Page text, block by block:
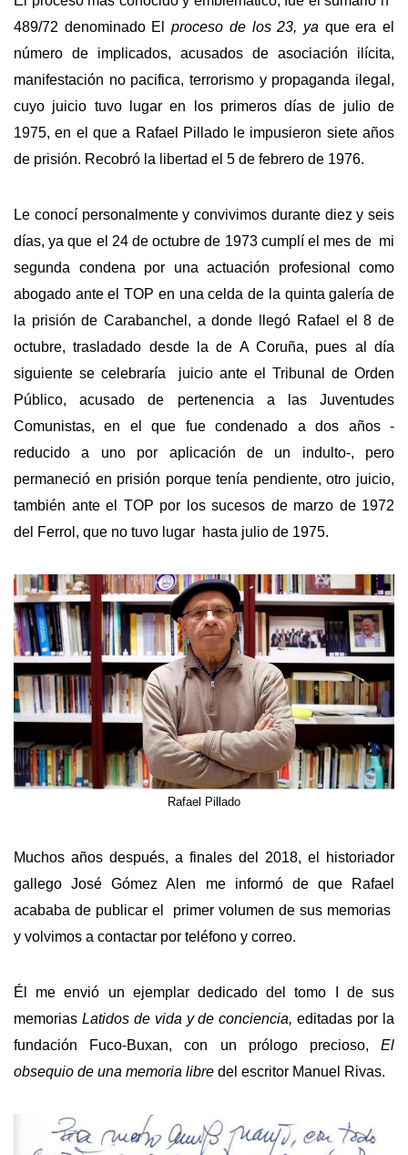
489/72 denominado El
proceso de los 23, ya que era el
número de implicados, acusados de asociación ilícita,
manifestación no pacifica, terrorismo y propaganda ilegal,
cuyo juicio tuvo lugar en los primeros días de julio de
1975, en el que a Rafael Pillado le impusieron siete años
de prisión. Recobró la libertad el 5 de febrero de 1976.
Le conocí personalmente y convivimos durante diez y seis
días, ya que el 24 de octubre de 1973 cumplí el mes de mi
segunda condena por una actuación profesional como
abogado ante el TOP en una celda de la quinta galería de
la prisión de Carabanchel, a donde llegó Rafael el 8 de
octubre, trasladado desde la de A Coruña, pues al día
siguiente se celebraría juicio ante el Tribunal de Orden
Público, acusado de pertenencia a las Juventudes
Comunistas, en el que fue condenado a dos años -
reducido a uno por aplicación de un indulto-, pero
permaneció en prisión porque tenía pendiente, otro juicio,
también ante el TOP por los sucesos de marzo de 1972
del Ferrol, que no tuvo lugar hasta julio de 1975.
Rafael Pillado
Muchos años después, a finales del 2018, el historiador
gallego José Gómez Alen me informó de que Rafael
acababa de publicar el primer volumen de sus memorias
y volvimos a contactar por teléfono y correo.
Él me envió un ejemplar dedicado del tomo I de sus
memorias Latidos de vida y de conciencia,editadas por la
fundación Fuco-Buxan, con un prólogo precioso, El
obsequio de una memoria libre del escritor Manuel Rivas.